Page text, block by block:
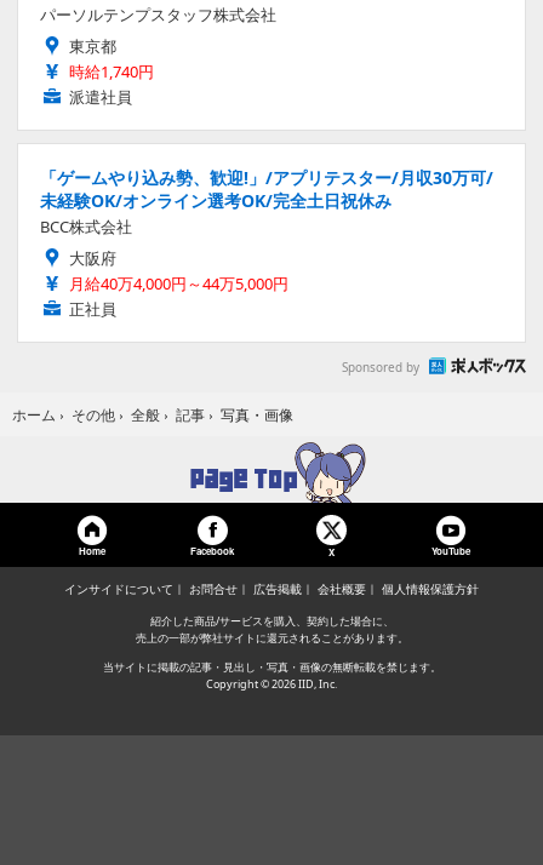
パーソルテンプスタッフ株式会社
東京都
時給1,740円
派遣社員
「ゲームやり込み勢、歓迎!」/アプリテスター/月収30万可/
未経験OK/オンライン選考OK/完全土日祝休み
BCC株式会社
大阪府
月給40万4,000円～44万5,000円
正社員
Sponsored by
ホーム › その他 › 全般 › 記事 › 写真・画像
Home Facebook X YouTube
インサイドについて お問合せ 広告掲載 会社概要 個人情報保護方針
紹介した商品/サービスを購入、契約した場合に、
売上の一部が弊社サイトに還元されることがあります。
当サイトに掲載の記事・見出し・写真・画像の無断転載を禁じます。
Copyright © 2026 IID, Inc.